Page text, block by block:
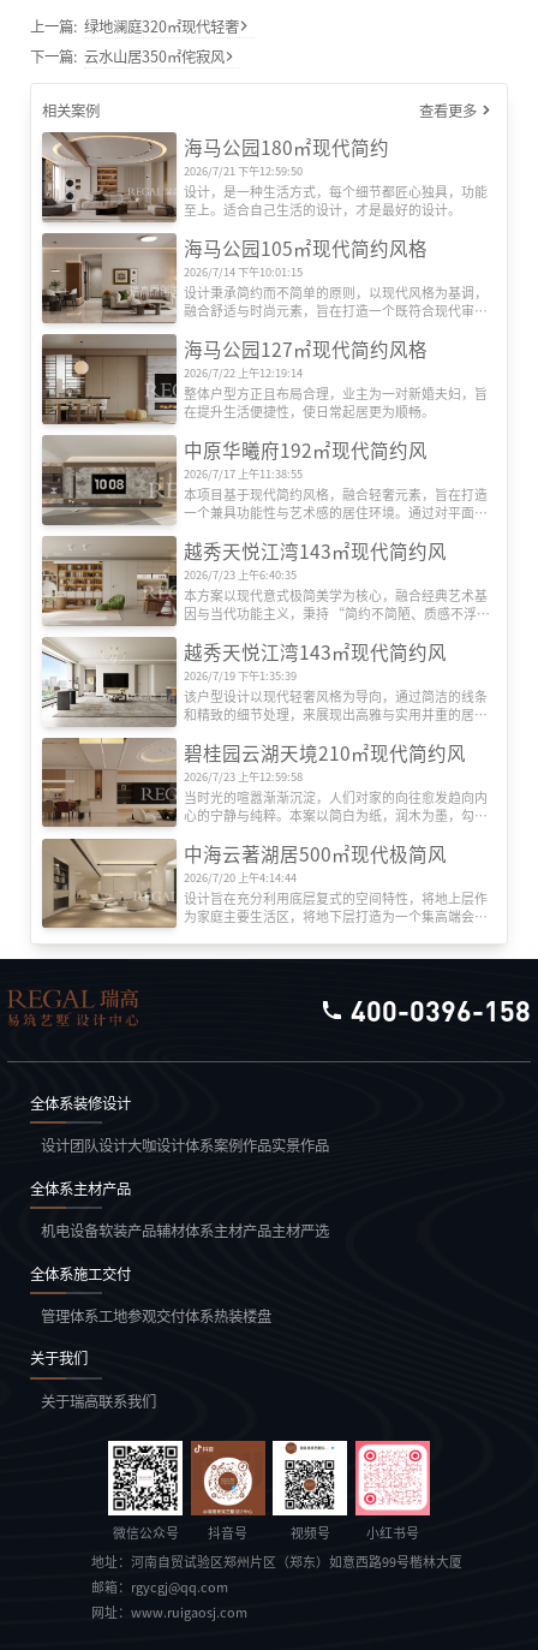
上一篇: 绿地澜庭320㎡现代轻奢
下一篇: 云水山居350㎡侘寂风
相关案例 查看更多
海马公园180㎡现代简约
2026/7/21 下午12:59:50
设计，是一种生活方式，每个细节都匠心独具，功能
至上。适合自己生活的设计，才是最好的设计。
海马公园105㎡现代简约风格
2026/7/14 下午10:01:15
设计秉承简约而不简单的原则，以现代风格为基调，
融合舒适与时尚元素，旨在打造一个既符合现代审美
白色等中性色为主，这些色彩不仅为空间带来了宁静
的巧妙搭配，使得整个空间更加协调统一。
海马公园127㎡现代简约风格
2026/7/22 上午12:19:14
整体户型方正且布局合理，业主为一对新婚夫妇，旨
在提升生活便捷性，使日常起居更为顺畅。
中原华曦府192㎡现代简约风
2026/7/17 上午11:38:55
本项目基于现代简约风格，融合轻奢元素，旨在打造
一个兼具功能性与艺术感的居住环境。通过对平面格
出通透、沉稳且富有层次的居住体验。
越秀天悦江湾143㎡现代简约风
2026/7/23 上午6:40:35
本方案以现代意式极简美学为核心，融合经典艺术基
因与当代功能主义，秉持 “简约不简陋、质感不浮
韵，打造兼具理性秩序与温润质感的居住空间。
越秀天悦江湾143㎡现代简约风
2026/7/19 下午1:35:39
该户型设计以现代轻奢风格为导向，通过简洁的线条
和精致的细节处理，来展现出高雅与实用并重的居住
厨房无缝连接，营造出宽敞通透的生活区域。客厅
息，又不失时尚感。
碧桂园云湖天境210㎡现代简约风
2026/7/23 上午12:59:58
当时光的喧嚣渐渐沉淀，人们对家的向往愈发趋向内
心的宁静与纯粹。本案以简白为纸，润木为墨，勾勒
中海云著湖居500㎡现代极简风
2026/7/20 上午4:14:44
设计旨在充分利用底层复式的空间特性，将地上层作
为家庭主要生活区，将地下层打造为一个集高端会
400-0396-158
全体系装修设计
设计团队设计大咖设计体系案例作品实景作品
全体系主材产品
机电设备软装产品辅材体系主材产品主材严选
全体系施工交付
管理体系工地参观交付体系热装楼盘
关于我们
关于瑞高联系我们
微信公众号 抖音号 视频号 小红书号
地址： 河南自贸试验区郑州片区（郑东）如意西路99号楷林大厦
邮箱：
rgycgj@qq.com
网址： www.ruigaosj.com